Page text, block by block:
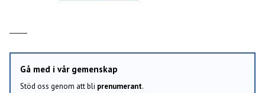
Gå med i vår gemenskap
Stöd oss genom att bli prenumerant.